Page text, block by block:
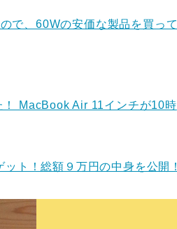
で、60Wの安価な製品を買って
MacBook Air 11インチが10時
ト！総額９万円の中身を公開！